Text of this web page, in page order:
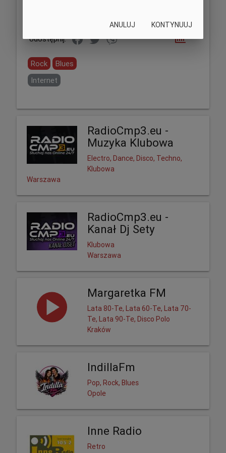
Udostępnij:
ANULUJ KONTYNUUJ
Rock
Blues
Internet
RadioCmp3.eu -
Muzyka Klubowa
Electro, Dance, Disco, Techno,
Klubowa
Warszawa
RadioCmp3.eu -
Kanał Dj Sety
Klubowa
Warszawa
Margaretka FM
Lata 80-Te, Lata 60-Te, Lata 70-
Te, Lata 90-Te, Disco Polo
Kraków
IndillaFm
Pop, Rock, Blues
Opole
Inne Radio
Retro